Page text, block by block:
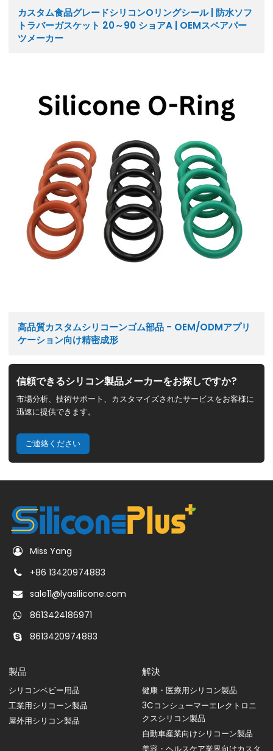
カスタム食品グレードシリコンOリングシール | 防水ソフ
トラバーガスケット 20～90 ショアA | OEMスペアパー
ツメーカー
高品質カスタムシリコーンゴム部品 - OEM/ODMアプリ
ケーション向け精密成形
信頼できるシリコン製品メーカーをお探しですか?
市場分析、技術サポート、カスタマイズされたサービスをお客様に
迅速に提供できます。
ご連絡ください
Miss Yang
+86 13420974883
sale11@lyasilicone.com
8613424186971
8613420974883
製品
シリコンベビー用品
工業用シリコーン製品
屋外用シリコン製品
解決
健康・医療用シリコン製品
3Cコンシューマーエレクトロニ
クスシリコン製品
自動車産業向けシリコーン製品